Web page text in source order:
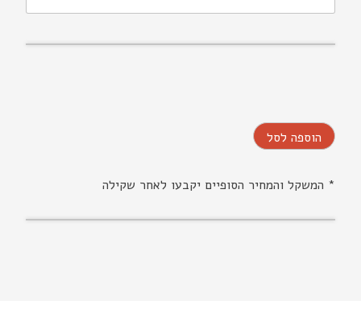
הוספה לסל
* המשקל והמחיר הסופיים יקבעו לאחר שקילה